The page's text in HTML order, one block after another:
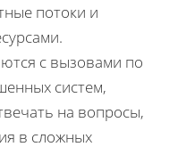
потоки и
с вызовами по
систем,
на вопросы,
в сложных